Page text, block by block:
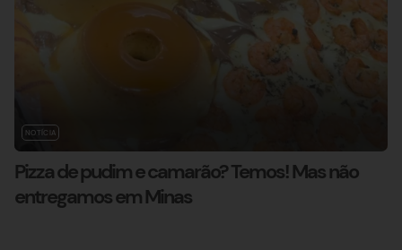
NOTÍCIA
Pizza de pudim e camarão? Temos! Mas não
entregamos em Minas